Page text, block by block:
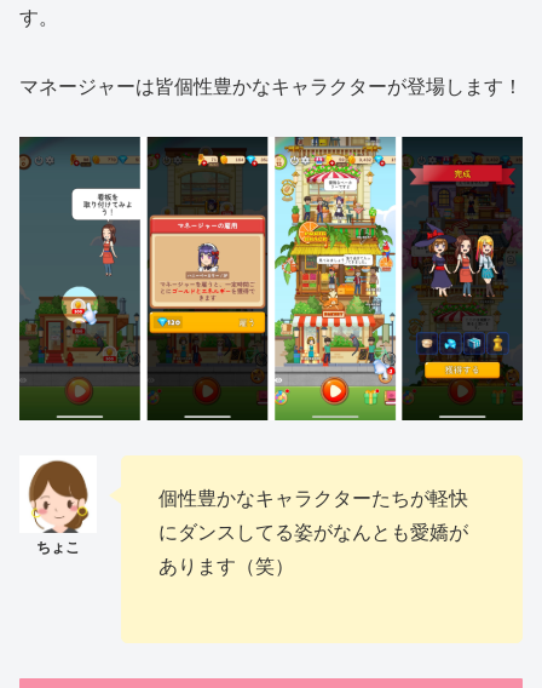
す。
マネージャーは皆個性豊かなキャラクターが登場します！
個性豊かなキャラクターたちが軽快
にダンスしてる姿がなんとも愛嬌が
あります（笑）